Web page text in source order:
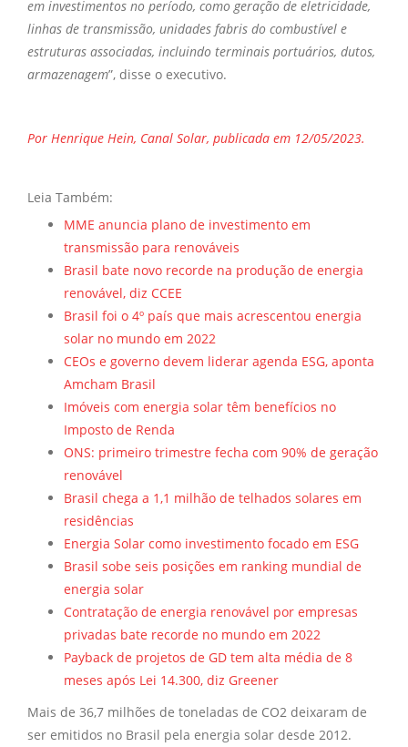
em investimentos no período, como geração de eletricidade,
linhas de transmissão, unidades fabris do combustível e
estruturas associadas, incluindo terminais portuários, dutos,
armazenagem”, disse o executivo.
Por Henrique Hein, Canal Solar, publicada em 12/05/2023.
Leia Também:
MME anuncia plano de investimento em
transmissão para renováveis
Brasil bate novo recorde na produção de energia
renovável, diz CCEE
Brasil foi o 4º país que mais acrescentou energia
solar no mundo em 2022
CEOs e governo devem liderar agenda ESG, aponta
Amcham Brasil
Imóveis com energia solar têm benefícios no
Imposto de Renda
ONS: primeiro trimestre fecha com 90% de geração
renovável
Brasil chega a 1,1 milhão de telhados solares em
residências
Energia Solar como investimento focado em ESG
Brasil sobe seis posições em ranking mundial de
energia solar
Contratação de energia renovável por empresas
privadas bate recorde no mundo em 2022
Payback de projetos de GD tem alta média de 8
meses após Lei 14.300, diz Greener
Mais de 36,7 milhões de toneladas de CO2 deixaram de
ser emitidos no Brasil pela energia solar desde 2012.